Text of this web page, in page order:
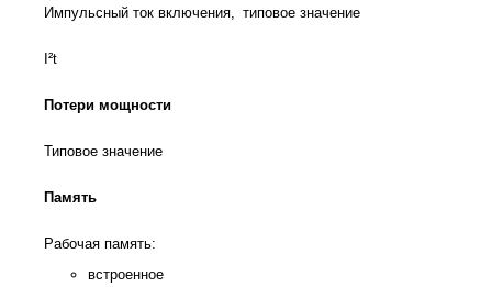
Импульсный ток включения, типовое значение
I²t
Потери мощности
Типовое значение
Память
Рабочая память:
встроенное